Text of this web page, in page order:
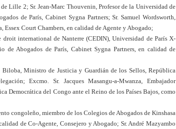
Lille 2; Sr. Jean-Marc Thouvenin, Profesor de la Universidad de
de París, Cabinet Sygna Partners; Sr. Samuel Wordsworth,
Court Chambers, en calidad de Agente y Abogado;
international de Nanterre (CEDIN), Universidad de París X-
de Abogados de París, Cabinet Sygna Partners, en calidad de
Ministro de Justicia y Guardián de los Sellos, República
Excmo. Sr. Jacques Masangu-a-Mwanza, Embajador
Democrática del Congo ante el Reino de los Países Bajos, como
congoleño, miembro de los Colegios de Abogados de Kinshasa
de Co-Agente, Consejero y Abogado; Sr. André Mazyambo